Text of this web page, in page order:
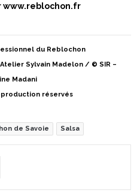
www.reblochon.fr
du Reblochon
Sylvain Madelon / © SIR –
Madani
réservés
de Savoie Salsa